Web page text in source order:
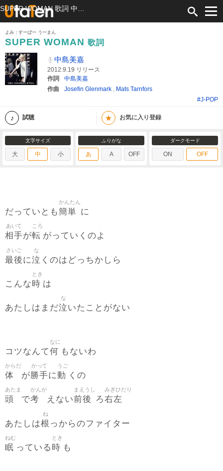
よみ：すーぱー うーまん
SUPER WOMAN 歌詞
中島美嘉
2012.9.19 リリース
作詞
中島美嘉
作曲
Josefin Glenmark , Mats Tarnfors
#J-POP
試聴 ★ お気に入り登録
文字サイズ
大 中 小
ふりがな
あ A OFF
ダークモード
ON OFF
だっていとも簡単
かんたん
に
相手
あいて
が転
ころ
がっていくのよ
最後
さいご
に泣
な
くのはどっちかしら
こんな時
とき
は
あたしはまだ泣
な
いたことがない
コツなんて何
なに
もないわ
体
からだ
が勝手
かって
に動
うご
くの
頭
あたま
で考
かんが
えない前後
まえうし
ろ右左
みぎひだり
あたしは根
ね
っからのファイター
眠
ねむ
っている 時
とき
も